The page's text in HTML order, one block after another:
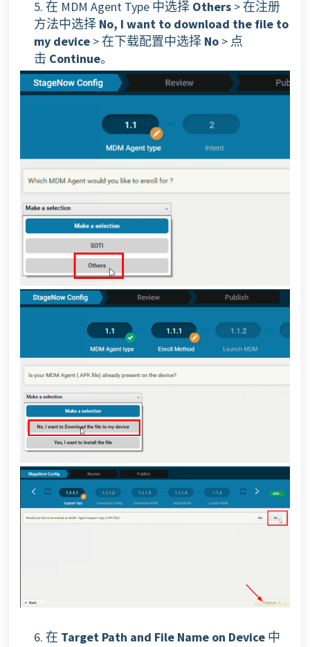
5. 在 MDM Agent Type 中选择 Others > 在注册
方法中选择 No, I want to download the file to
my device > 在下载配置中选择 No > 点
击 Continue。
6. 在 Target Path and File Name on Device 中